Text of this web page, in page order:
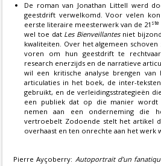
De roman van Jonathan Littell werd
geestdrift verwelkomd. Voor velen
eerste literaire meesterwerk van de 21 ste
wel toe dat Les Bienveillantesniet
kwaliteiten. Over het algemeen
voren om hun geestdrift te
research enerzijds en de narratieve
wil een kritische analyse brengen van
articulaties in het boek, de inter-
gebruikt, en de verleidingsstrategieën
een publiek dat op die manier
nemen aan een onderneming die
vertroebelt Zodoende stelt het artikel
overhaast en ten onrechte aan het werk
Pierre Ayçoberry: Autoportrait d’un